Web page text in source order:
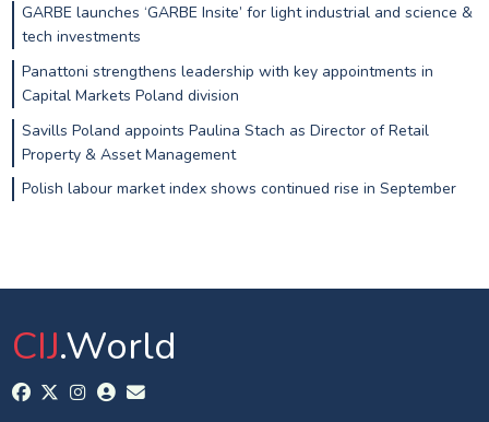
GARBE launches ‘GARBE Insite’ for light industrial and science &
tech investments
Panattoni strengthens leadership with key appointments in
Capital Markets Poland division
Savills Poland appoints Paulina Stach as Director of Retail
Property & Asset Management
Polish labour market index shows continued rise in September
CIJ.World